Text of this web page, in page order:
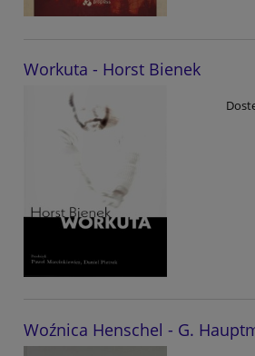
Workuta - Horst Bienek
Woźnica Henschel - G.